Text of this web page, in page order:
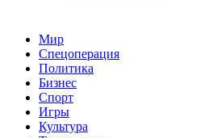
Мир
Спецоперация
Политика
Бизнес
Спорт
Игры
Культура